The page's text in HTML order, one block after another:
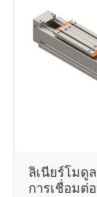
ลิเนียร์โมดู
การเชื่อมต่